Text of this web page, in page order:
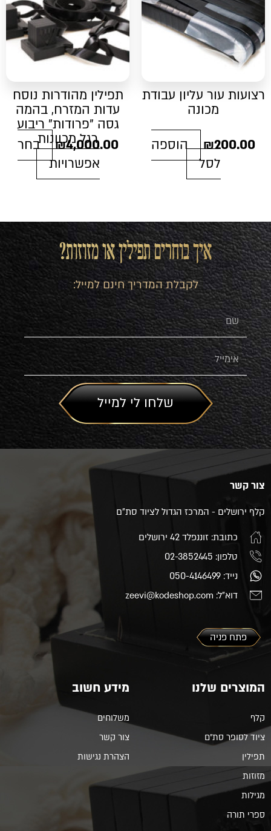
רצועות עור עליון עבודת
מכונה
₪200.00
הוספה
לסל
תפילין מהודרות נוסח
עדות המזרח, בהמה
גסה "פרודות" ריבוע
רגל מכוונות
₪4,000.00
בחר
אפשרויות
ניתן
לבחור
את
בעמוד
איך בוחרים תפילין או מזוזות?
לקבלת המדריך חינם למייל:
שם
אימייל
שלחו לי למייל
צור קשר
קלף ירושלים - המרכז הגדול לציוד סת"ם
כתובת: זוננפלד 42 ירושלים
טלפון: 02-3852445
נייד: 050-4146499
דוא"ל: zeevi@kodeshop.com
פתח פניה
המוצרים שלנו
קלף
ציוד לסופר סת"ם
תפילין
מזוזות
מגילות
ספרי תורה
מידע חשוב
משלוחים
צור קשר
הצהרת נגישות